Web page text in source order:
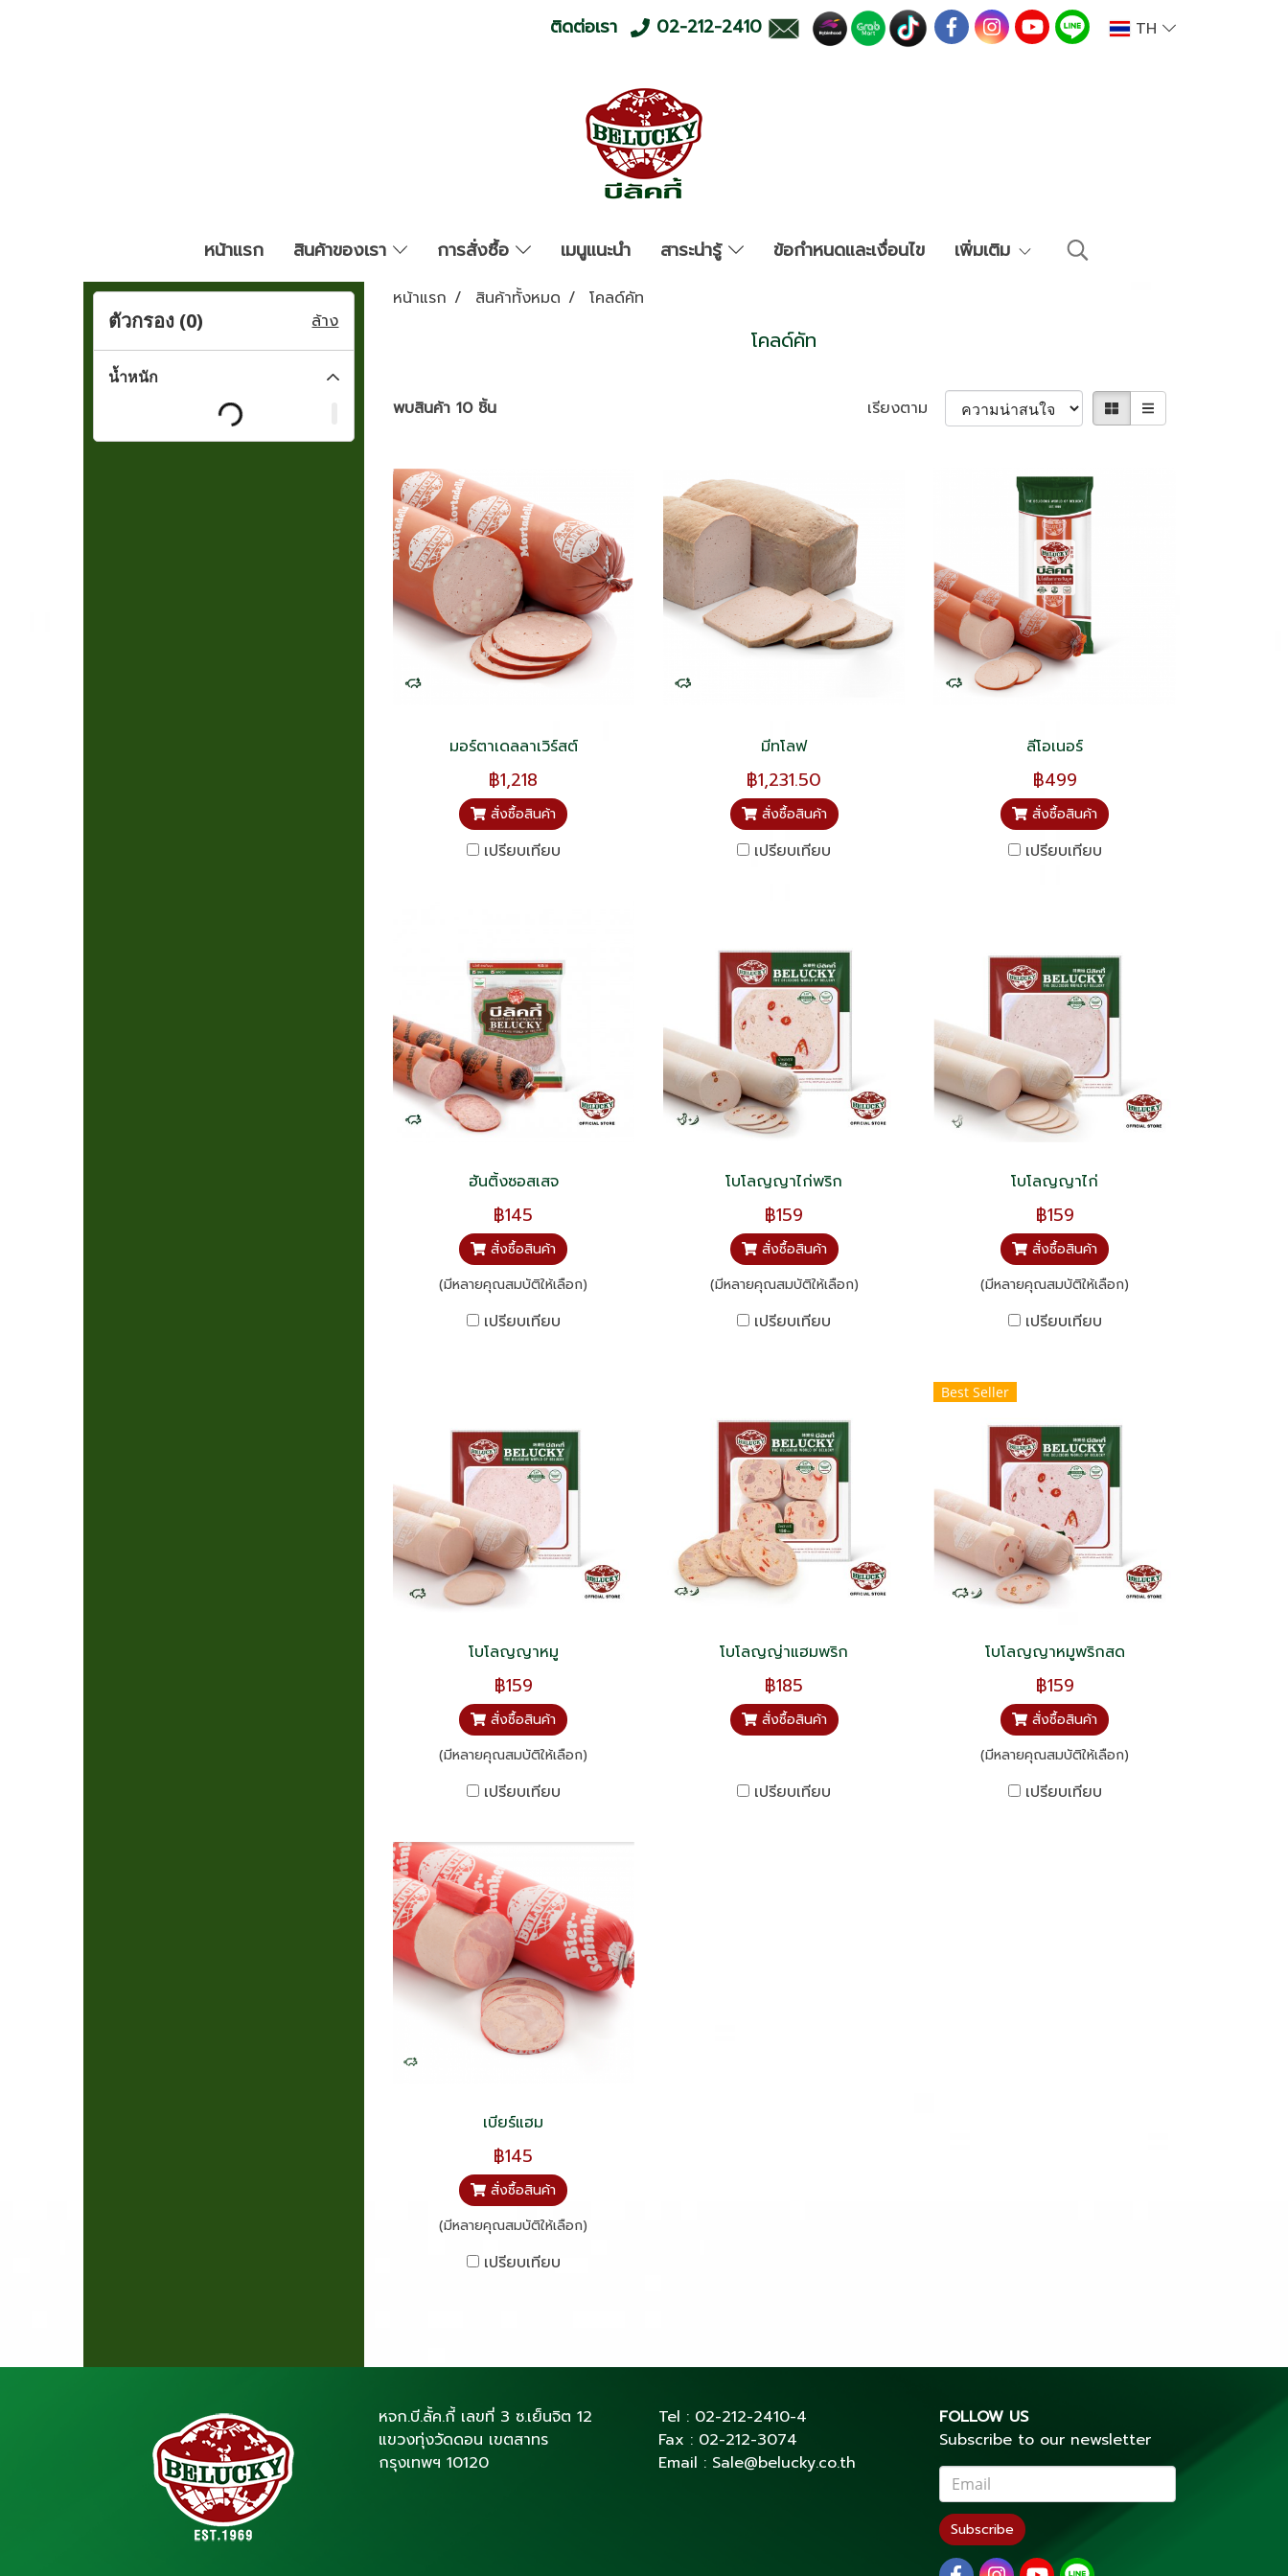
ติดต่อเรา 02-212-2410 TH
หน้าแรก สินค้าของเรา การสั่งซื้อ เมนูแนะนำ สาระน่ารู้ ข้อกำหนดและเงื่อนไข เพิ่มเติม
หน้าแรก สินค้าทั้งหมด โคลด์คัท
โคลด์คัท
พบสินค้า 10 ชิ้น เรียงตาม
มอร์ตาเดลลาเวิร์สต์
฿1,218
สั่งซื้อสินค้า
เปรียบเทียบ
มีทโลฟ
฿1,231.50
สั่งซื้อสินค้า
เปรียบเทียบ
ลีโอเนอร์
฿499
สั่งซื้อสินค้า
เปรียบเทียบ
ฮันติ้งซอสเสจ
฿145
สั่งซื้อสินค้า
(มีหลายคุณสมบัติให้เลือก)
เปรียบเทียบ
โบโลญญาไก่พริก
฿159
สั่งซื้อสินค้า
(มีหลายคุณสมบัติให้เลือก)
เปรียบเทียบ
โบโลญญาไก่
฿159
สั่งซื้อสินค้า
(มีหลายคุณสมบัติให้เลือก)
เปรียบเทียบ
โบโลญญาหมู
฿159
สั่งซื้อสินค้า
(มีหลายคุณสมบัติให้เลือก)
เปรียบเทียบ
โบโลญญ่าแฮมพริก
฿185
สั่งซื้อสินค้า
เปรียบเทียบ
Best Seller
โบโลญญาหมูพริกสด
฿159
สั่งซื้อสินค้า
(มีหลายคุณสมบัติให้เลือก)
เปรียบเทียบ
เบียร์แฮม
฿145
สั่งซื้อสินค้า
(มีหลายคุณสมบัติให้เลือก)
เปรียบเทียบ
ตัวกรอง (0) ล้าง
น้ำหนัก
หจก.บี.ลั้ค.กี้ เลขที่ 3 ซ.เย็นจิต 12
แขวงทุ่งวัดดอน เขตสาทร
กรุงเทพฯ 10120
Tel : 02-212-2410-4
Fax : 02-212-3074
Email : Sale@belucky.co.th
FOLLOW US
Subscribe to our newsletter
Subscribe